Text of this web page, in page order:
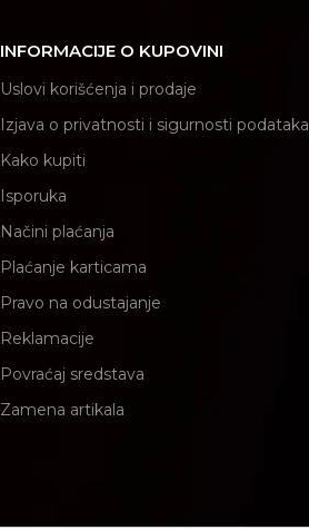
INFORMACIJE O KUPOVINI
Uslovi korišćenja i prodaje
Izjava o privatnosti i sigurnosti podataka
Kako kupiti
Isporuka
Načini plaćanja
Plaćanje karticama
Pravo na odustajanje
Reklamacije
Povraćaj sredstava
Zamena artikala